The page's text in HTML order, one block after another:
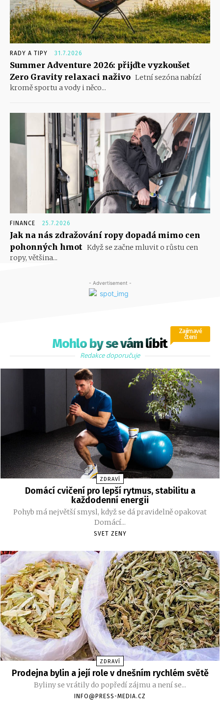
RADY A TIPY 31.7.2026
Summer Adventure 2026: přijďte vyzkoušet
Zero Gravity relaxaci naživo Letní sezóna nabízí
kromě sportu a vody i něco...
FINANCE 25.7.2026
Jak na nás zdražování ropy dopadá mimo cen
pohonných hmot Když se začne mluvit o růstu cen
ropy, většina...
- Advertisement -
Mohlo by se vám líbit
Zajímavé
čtení
Redakce doporučuje
ZDRAVÍ
Domácí cvičení pro lepší rytmus, stabilitu a
každodenní energii
Pohyb má největší smysl, když se dá pravidelně opakovat
Domácí...
SVET ZENY
ZDRAVÍ
Prodejna bylin a její role v dnešním rychlém světě
Byliny se vrátily do popředí zájmu a není se...
INFO@PRESS-MEDIA.CZ